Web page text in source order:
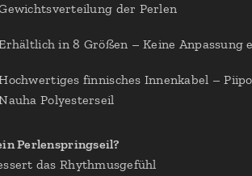
der Perlen
in 8 Größen – Keine Anpassung
finnisches Innenkabel –
Polyesterseil
Perlenspringseil?
das Rhythmusgefühl